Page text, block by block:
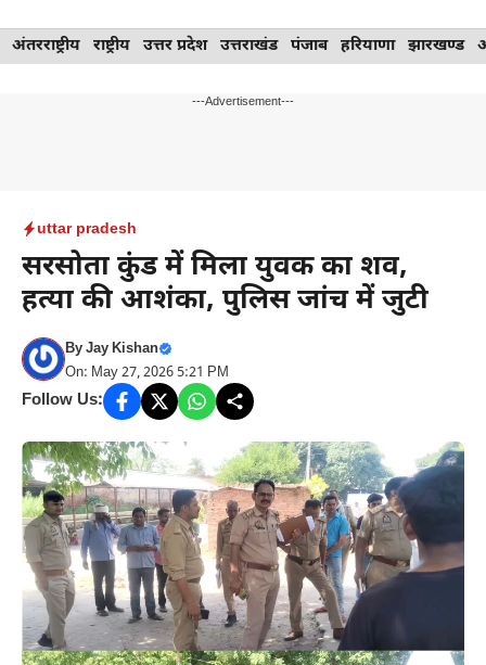
Skip
to
अंतरराष्ट्रीय राष्ट्रीय उत्तर प्रदेश उत्तराखंड पंजाब हरियाणा झारखण्ड
---Advertisement---
uttar pradesh
सरसोता कुंड में मिला युवक का शव,
हत्या की आशंका, पुलिस जांच में जुटी
ByJay Kishan
On: May 27, 2026 5:21 PM
Follow Us: